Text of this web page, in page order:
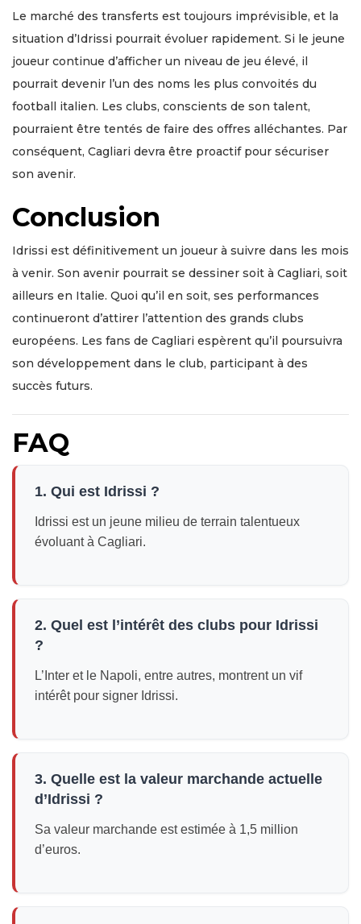
Le marché des transferts est toujours imprévisible, et la
situation d’Idrissi pourrait évoluer rapidement. Si le jeune
joueur continue d’afficher un niveau de jeu élevé, il
pourrait devenir l’un des noms les plus convoités du
football italien. Les clubs, conscients de son talent,
pourraient être tentés de faire des offres alléchantes. Par
conséquent, Cagliari devra être proactif pour sécuriser
son avenir.
Conclusion
Idrissi est définitivement un joueur à suivre dans les mois
à venir. Son avenir pourrait se dessiner soit à Cagliari, soit
ailleurs en Italie. Quoi qu’il en soit, ses performances
continueront d’attirer l’attention des grands clubs
européens. Les fans de Cagliari espèrent qu’il poursuivra
son développement dans le club, participant à des
succès futurs.
FAQ
1. Qui est Idrissi ?
Idrissi est un jeune milieu de terrain talentueux
évoluant à Cagliari.
2. Quel est l’intérêt des clubs pour Idrissi
?
L’Inter et le Napoli, entre autres, montrent un vif
intérêt pour signer Idrissi.
3. Quelle est la valeur marchande actuelle
d’Idrissi ?
Sa valeur marchande est estimée à 1,5 million
d’euros.